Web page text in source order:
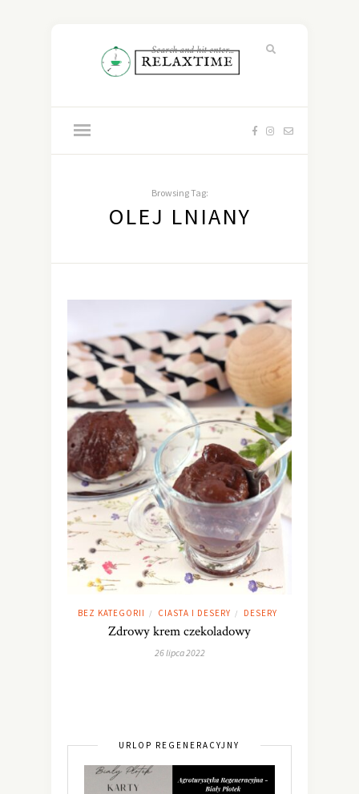
Browsing Tag:
OLEJ LNIANY
BEZ KATEGORII / CIASTA I DESERY / DESERY
Zdrowy krem czekoladowy
26 lipca 2022
URLOP REGENERACYJNY